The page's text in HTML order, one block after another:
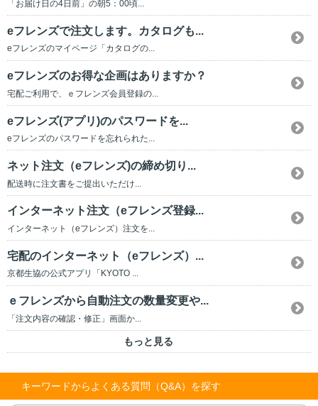
「お届け日の4日前」の朝5：00頃...
eフレンズで注文します。カタログも...
eフレンズのマイページ「カタログの...
eフレンズのお得な企画はありますか？
宅配ご利用で、ｅフレンズ会員登録の...
eフレンズ(アプリ)のパスワードを...
eフレンズのパスワードを忘れられた...
ネット注文（eフレンズ)の締め切り...
配送時に注文書をご提出いただけ...
インターネット注文（eフレンズ登録...
インターネット（eフレンズ）注文を...
宅配のインターネット（eフレンズ）...
京都生協の公式アプリ「KYOTO ...
ｅフレンズから自動注文の数量変更や...
「注文内容の確認・修正」画面か...
もっと見る
キーワードからよくある質問（Q&A）を探す